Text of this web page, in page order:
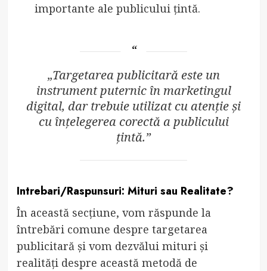
importante ale publicului țintă.
„Targetarea publicitară este un
instrument puternic în marketingul
digital, dar trebuie utilizat cu atenție și
cu înțelegerea corectă a publicului
țintă.”
Intrebari/Raspunsuri: Mituri sau Realitate?
În această secțiune, vom răspunde la
întrebări comune despre targetarea
publicitară și vom dezvălui mituri și
realități despre această metodă de